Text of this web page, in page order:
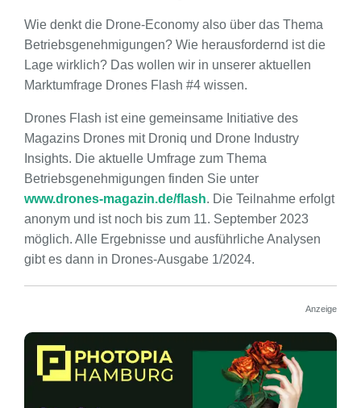
Wie denkt die Drone-Economy also über das Thema
Betriebsgenehmigungen? Wie herausfordernd ist die
Lage wirklich? Das wollen wir in unserer aktuellen
Marktumfrage Drones Flash #4 wissen.
Drones Flash ist eine gemeinsame Initiative des
Magazins Drones mit Droniq und Drone Industry
Insights. Die aktuelle Umfrage zum Thema
Betriebsgenehmigungen finden Sie unter
www.drones-magazin.de/flash. Die Teilnahme erfolgt
anonym und ist noch bis zum 11. September 2023
möglich. Alle Ergebnisse und ausführliche Analysen
gibt es dann in Drones-Ausgabe 1/2024.
Anzeige